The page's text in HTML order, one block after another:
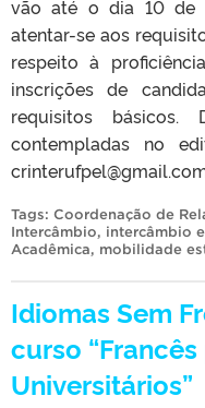
vão até o dia 10 de
atentar-se aos
respeito à
inscrições de
requisitos básicos.
contempladas no
Tags: Coordenação de
Intercâmbio, intercâmbio
Acadêmica, mobilidade
Idiomas Sem
curso
Universitários”